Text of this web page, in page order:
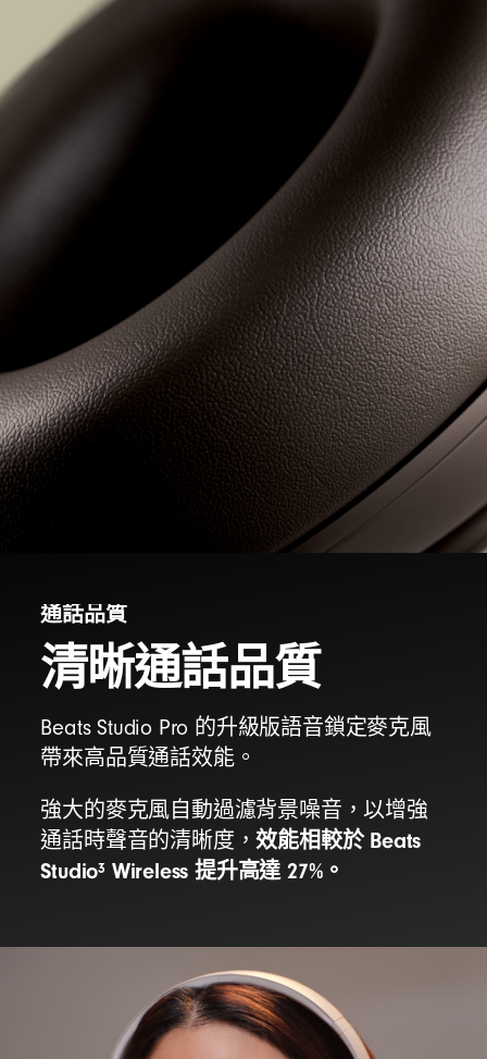
通話品質
清晰通話品質
Beats Studio Pro 的升級版語音鎖定麥克風
帶來高品質通話效能。
強大的麥克風自動過濾背景噪音，以增強
通話時聲音的清晰度，效能相較於 Beats
Studio3 Wireless 提升高達 27%。